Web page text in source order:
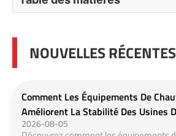
NOUVELLES RÉCENTES
Comment Les Équipements De
Améliorent La Stabilité Des Usines
2026-08-05